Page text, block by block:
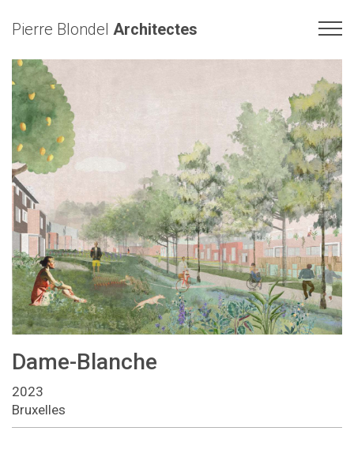
Pierre Blondel Architectes
Dame-Blanche
2023
Bruxelles